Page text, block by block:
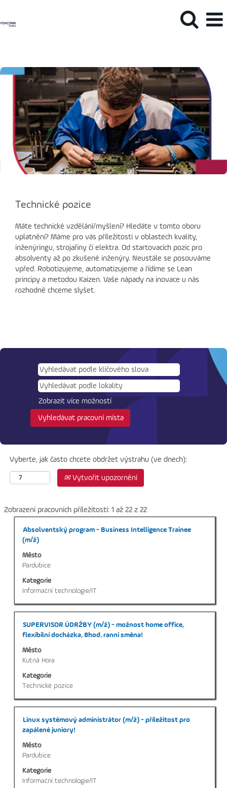
Technické pozice
Máte technické vzdělání/myšlení? Hledáte v tomto oboru
uplatnění? Máme pro vás příležitosti v oblastech kvality,
inženýringu, strojařiny či elektra. Od startovacích pozic pro
absolventy až po zkušené inženýry. Neustále se posouváme
vpřed. Robotizujeme, automatizujeme a řídíme se Lean
principy a metodou Kaizen. Vaše nápady na inovace u nás
rozhodně chceme slyšet.
Zobrazit více možností
Vyberte, jak často chcete obdržet výstrahu (ve dnech):
Vytvořit upozornění
Zobrazení pracovních příležitostí: 1 až 22 z 22Výsledky
pro
22
22
seznamu
práce.
Titul
Absolventský program - Business Intelligence Trainee
(m/ž)
Město
Pardubice
Kategorie
Informační technologie/IT
Vyberte
mezerníkem
zobrazení
veškerých
o
profesi.
Titul
SUPERVISOR ÚDRŽBY (m/ž) - možnost home office,
flexibilní docházka, 8hod. ranní směna!
Město
Kutná Hora
Kategorie
Technické pozice
Vyberte
mezerníkem
zobrazení
veškerých
o
profesi.
Titul
Linux systémový administrátor (m/ž) - příležitost pro
zapálené juniory!
Město
Pardubice
Kategorie
Informační technologie/IT
Vyberte
mezerníkem
zobrazení
veškerých
o
profesi.